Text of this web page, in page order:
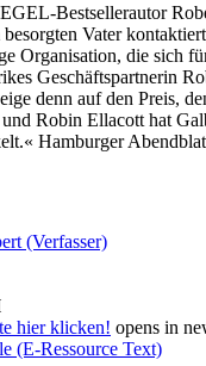
Bestsellerautor
Vater
Organisation, die sich
Geschäftspartnerin
denn auf den Preis,
Robin Ellacott hat
Hamburger
(Verfasser)
hier klicken! opens in
(E-Ressource Text)